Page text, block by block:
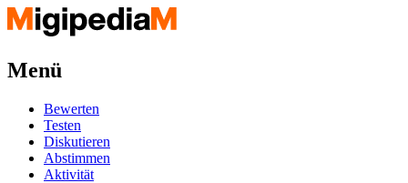
Menü
Bewerten
Testen
Diskutieren
Abstimmen
Aktivität